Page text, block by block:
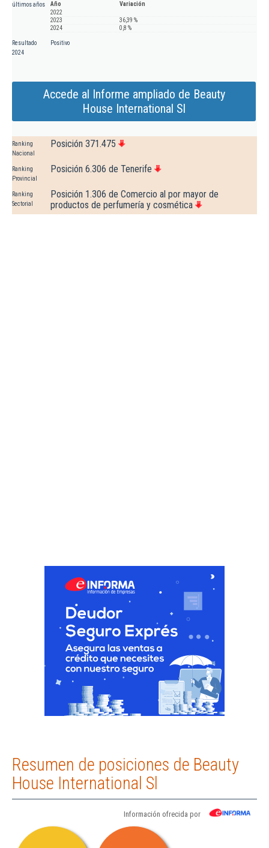
últimos años
Año
Variación
2022
2023
36,39 %
2024
0,8 %
Resultado
2024
Positivo
Accede al Informe ampliado de Beauty
House International Sl
Ranking
Nacional
Posición 371.475
Ranking
Provincial
Posición 6.306 de Tenerife
Ranking
Sectorial
Posición 1.306 de Comercio al por mayor de
productos de perfumería y cosmética
Resumen de posiciones de Beauty
House International Sl
Información ofrecida por